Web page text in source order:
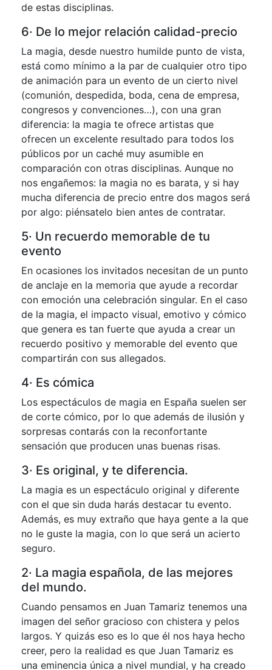
de estas disciplinas.
6· De lo mejor relación calidad-precio
La magia, desde nuestro humilde punto de vista,
está como mínimo a la par de cualquier otro tipo
de animación para un evento de un cierto nivel
(comunión, despedida, boda, cena de empresa,
congresos y convenciones…), con una gran
diferencia: la magia te ofrece artistas que
ofrecen un excelente resultado para todos los
públicos por un caché muy asumible en
comparación con otras disciplinas. Aunque no
nos engañemos: la magia no es barata, y si hay
mucha diferencia de precio entre dos magos será
por algo: piénsatelo bien antes de contratar.
5· Un recuerdo memorable de tu
evento
En ocasiones los invitados necesitan de un punto
de anclaje en la memoria que ayude a recordar
con emoción una celebración singular. En el caso
de la magia, el impacto visual, emotivo y cómico
que genera es tan fuerte que ayuda a crear un
recuerdo positivo y memorable del evento que
compartirán con sus allegados.
4· Es cómica
Los espectáculos de magia en España suelen ser
de corte cómico, por lo que además de ilusión y
sorpresas contarás con la reconfortante
sensación que producen unas buenas risas.
3· Es original, y te diferencia.
La magia es un espectáculo original y diferente
con el que sin duda harás destacar tu evento.
Además, es muy extraño que haya gente a la que
no le guste la magia, con lo que será un acierto
seguro.
2· La magia española, de las mejores
del mundo.
Cuando pensamos en Juan Tamariz tenemos una
imagen del señor gracioso con chistera y pelos
largos. Y quizás eso es lo que él nos haya hecho
creer, pero la realidad es que Juan Tamariz es
una eminencia única a nivel mundial, y ha creado